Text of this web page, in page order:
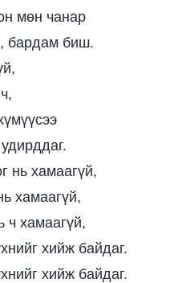
мөн чанар
бардам биш.
нь хамаагүй,
хамаагүй,
ч хамаагүй,
хийж байдаг.
хийж байдаг.